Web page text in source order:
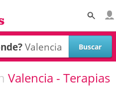
Valencia - Terapias